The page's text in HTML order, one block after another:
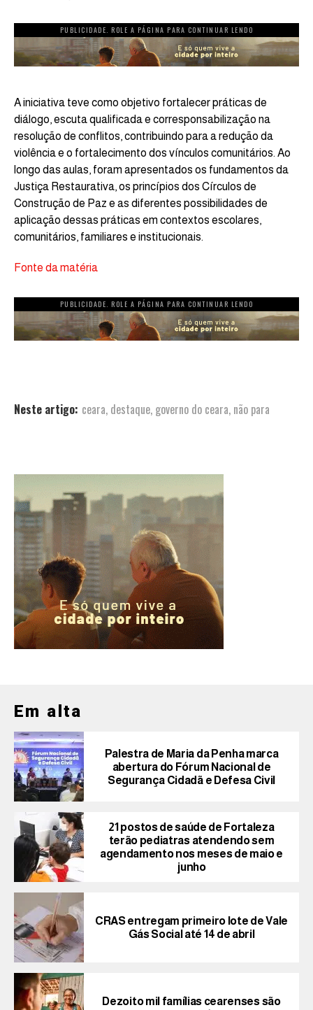
PUBLICIDADE. ROLE A PÁGINA PARA CONTINUAR LENDO
A iniciativa teve como objetivo fortalecer práticas de
diálogo, escuta qualificada e corresponsabilização na
resolução de conflitos, contribuindo para a redução da
violência e o fortalecimento dos vínculos comunitários. Ao
longo das aulas, foram apresentados os fundamentos da
Justiça Restaurativa, os princípios dos Círculos de
Construção de Paz e as diferentes possibilidades de
aplicação dessas práticas em contextos escolares,
comunitários, familiares e institucionais.
Fonte da matéria
PUBLICIDADE. ROLE A PÁGINA PARA CONTINUAR LENDO
Neste artigo: ceara, destaque, governo do ceara, não para
Em alta
Palestra de Maria da Penha marca
abertura do Fórum Nacional de
Segurança Cidadã e Defesa Civil
21 postos de saúde de Fortaleza
terão pediatras atendendo sem
agendamento nos meses de maio e
junho
CRAS entregam primeiro lote de Vale
Gás Social até 14 de abril
Dezoito mil famílias cearenses são